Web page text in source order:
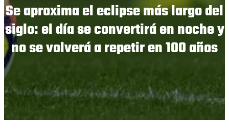
Se aproxima el eclipse más largo del
siglo: el día se convertirá en noche y
no se volverá a repetir en 100 años